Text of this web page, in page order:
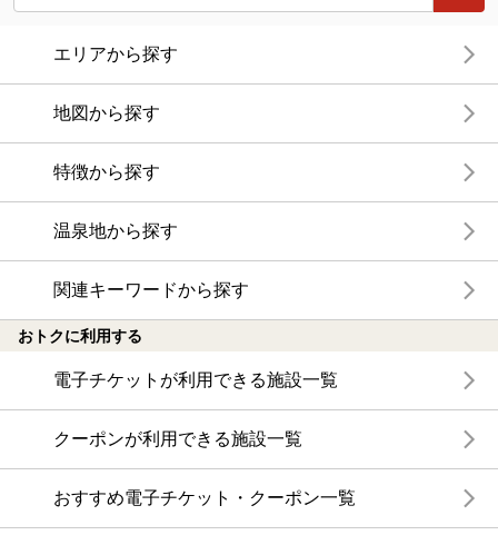
エリアから探す
地図から探す
特徴から探す
温泉地から探す
関連キーワードから探す
おトクに利用する
電子チケットが利用できる施設一覧
クーポンが利用できる施設一覧
おすすめ電子チケット・クーポン一覧